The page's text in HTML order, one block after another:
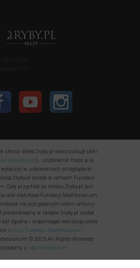
strona sklep.2ryby.pl wykorzystuje pliki
prywatności) - użytkownik może je w
w ustawieniach przeglądarki.
działa w ramach Fundacji
Cały przychód ze sklepu 2ryby.pl jest
cele statutowe Fundacji Mathesianum.
nie jest głównym celem witryny -
prezentowany w sklepie 2ryby.pl został
był zgodny i wspomagał realizację celów
i misji Fundacji Mathesianum
© 2025 All Rights Reserved
z uptimerobot.com